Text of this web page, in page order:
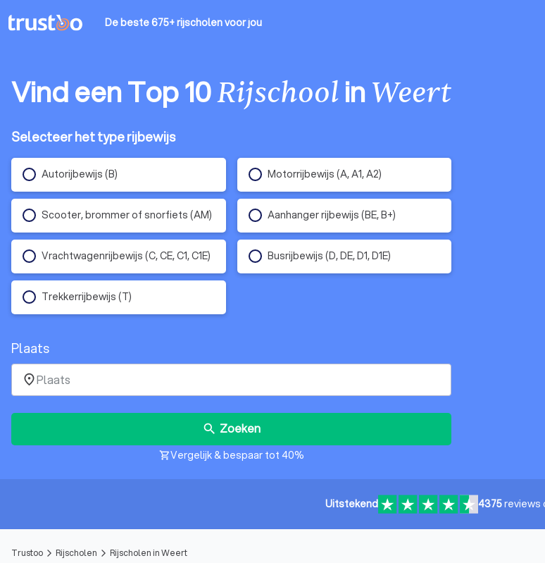
De beste 675+ rijscholenvoor jou
Vind een Top 10RijschoolinWeert
Selecteer het type rijbewijs
Autorijbewijs (B) Motorrijbewijs (A, A1, A2)
Scooter, brommer of snorfiets (AM) Aanhanger rijbewijs (BE, B+)
Vrachtwagenrijbewijs (C, CE, C1, C1E) Busrijbewijs (D, DE, D1, D1E)
Trekkerrijbewijs (T)
Plaats
place
search Zoeken
shopping_cartVergelijk & bespaar tot 40%
Uitstekend 4375reviews
Trustoo arrow_forward_ios Rijscholen arrow_forward_ios Rijscholen in Weert